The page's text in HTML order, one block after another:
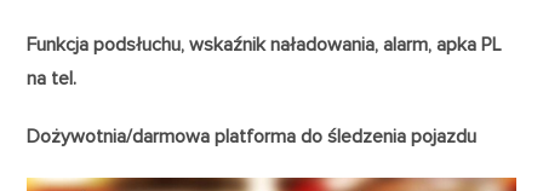
Funkcja podsłuchu, wskaźnik naładowania, alarm, apka PL
na tel.
Dożywotnia/darmowa platforma do śledzenia pojazdu